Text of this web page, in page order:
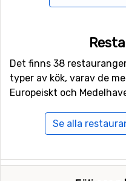
Det finns 38
typer av kök, varav de
Europeiskt och
Se alla